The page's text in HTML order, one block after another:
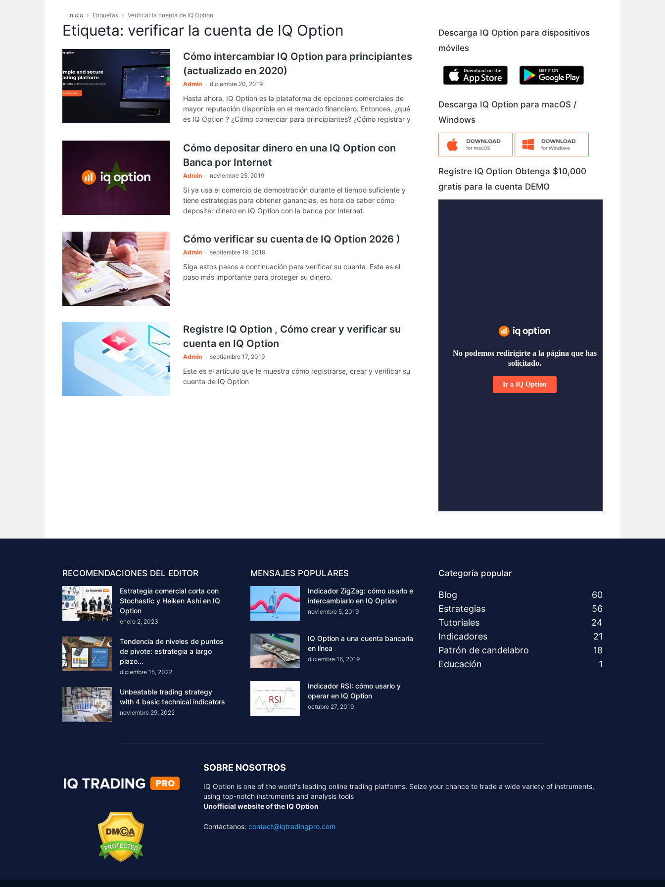
Inicio Etiquetas Verificar la cuenta de IQ Option
Etiqueta: verificar la cuenta de IQ Option
Cómo intercambiar IQ Option para principiantes
(actualizado en 2020)
Admin - diciembre 20, 2019
Hasta ahora, IQ Option es la plataforma de opciones comerciales de
mayor reputación disponible en el mercado financiero. Entonces, ¿qué
es IQ Option ? ¿Cómo comerciar para principiantes? ¿Cómo registrar y
Cómo depositar dinero en una IQ Option con
Banca por Internet
Admin - noviembre 25, 2019
Si ya usa el comercio de demostración durante el tiempo suficiente y
tiene estrategias para obtener ganancias, es hora de saber cómo
depositar dinero en IQ Option con la banca por Internet.
Cómo verificar su cuenta de IQ Option 2026 )
Admin - septiembre 19, 2019
Siga estos pasos a continuación para verificar su cuenta. Este es el
paso más importante para proteger su dinero.
Registre IQ Option , Cómo crear y verificar su
cuenta en IQ Option
Admin - septiembre 17, 2019
Este es el artículo que le muestra cómo registrarse, crear y verificar su
cuenta de IQ Option
Descarga IQ Option para dispositivos
móviles
Descarga IQ Option para macOS /
Windows
Registre IQ Option Obtenga $10,000
gratis para la cuenta DEMO
RECOMENDACIONES DEL EDITOR
Estrategia comercial corta con
Stochastic y Heiken Ashi en IQ
Option
enero 2, 2023
Tendencia de niveles de puntos
de pivote: estrategia a largo
plazo...
diciembre 15, 2022
Unbeatable trading strategy
with 4 basic technical indicators
noviembre 29, 2022
MENSAJES POPULARES
Indicador ZigZag: cómo usarlo e
intercambiarlo en IQ Option
noviembre 5, 2019
IQ Option a una cuenta bancaria
en línea
diciembre 16, 2019
Indicador RSI: cómo usarlo y
operar en IQ Option
octubre 27, 2019
Categoría popular
Blog
60
Estrategias
56
Tutoriales
24
Indicadores
21
Patrón de candelabro
18
Educación
1
SOBRE NOSOTROS
IQ Option is one of the world's leading online trading platforms. Seize your chance to trade a wide variety of instruments,
using top-notch instruments and analysis tools
Unofficial website of the IQ Option
Contáctanos: contact@iqtradingpro.com